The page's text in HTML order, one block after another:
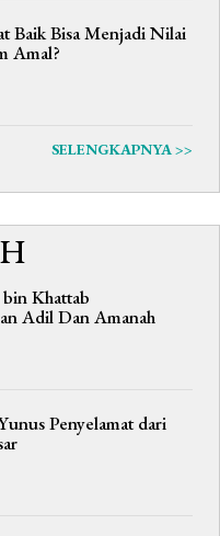
Baik Bisa Menjadi Nilai
Amal?
SELENGKAPNYA >>
Khattab
Adil Dan Amanah
Penyelamat dari